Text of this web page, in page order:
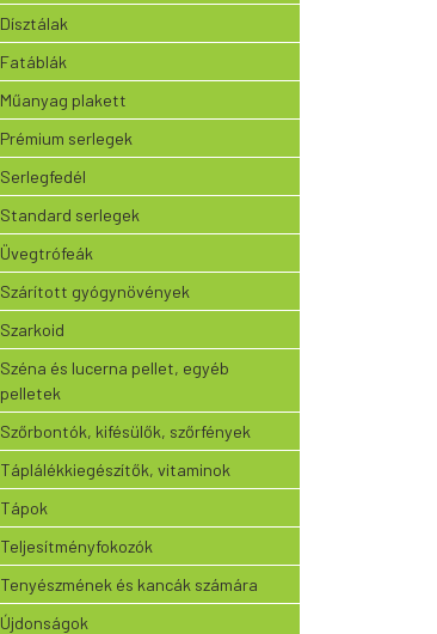
Dísztálak
Fatáblák
Műanyag plakett
Prémium serlegek
Serlegfedél
Standard serlegek
Üvegtrófeák
Szárított gyógynövények
Szarkoid
Széna és lucerna pellet, egyéb
pelletek
Szőrbontók, kifésülők, szőrfények
Táplálékkiegészítők, vitaminok
Tápok
Teljesítményfokozók
Tenyészmének és kancák számára
Újdonságok